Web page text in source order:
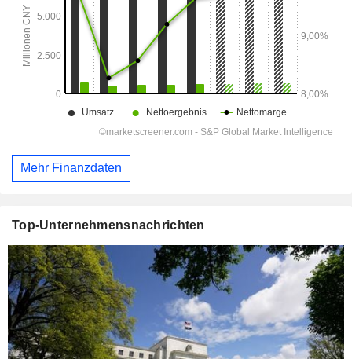
Mehr Finanzdaten
Top-Unternehmensnachrichten